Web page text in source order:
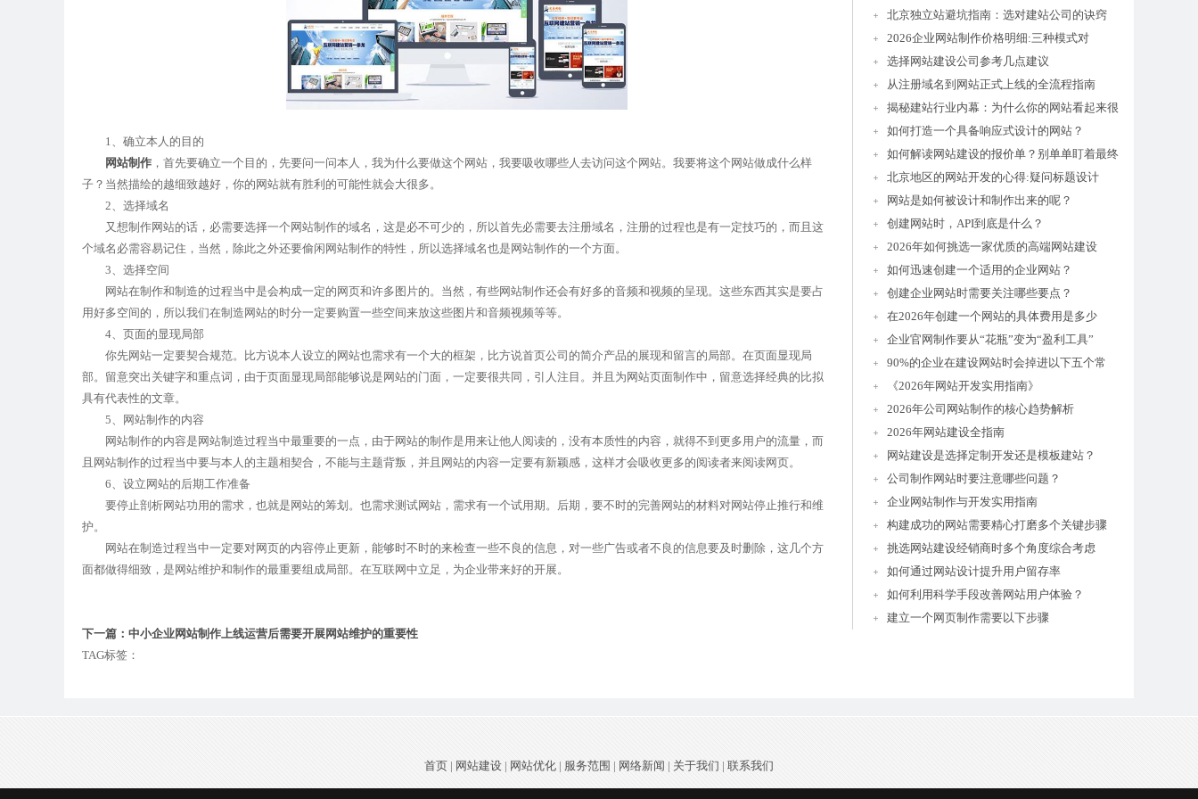
1、确立本人的目的
网站制作 ，首先要确立一个目的，先要问一问本人，我为什么要做这个网站，我要吸收哪些人去访问这个网站。我要将这个网站做成什么样
子？当然描绘的越细致越好，你的网站就有胜利的可能性就会大很多。
2、选择域名
又想制作网站的话，必需要选择一个网站制作的域名，这是必不可少的，所以首先必需要去注册域名，注册的过程也是有一定技巧的，而且这
个域名必需容易记住，当然，除此之外还要偷闲网站制作的特性，所以选择域名也是网站制作的一个方面。
3、选择空间
网站在制作和制造的过程当中是会构成一定的网页和许多图片的。当然，有些网站制作还会有好多的音频和视频的呈现。这些东西其实是要占
用好多空间的，所以我们在制造网站的时分一定要购置一些空间来放这些图片和音频视频等等。
4、页面的显现局部
你先网站一定要契合规范。比方说本人设立的网站也需求有一个大的框架，比方说首页公司的简介产品的展现和留言的局部。在页面显现局
部。留意突出关键字和重点词，由于页面显现局部能够说是网站的门面，一定要很共同，引人注目。并且为网站页面制作中，留意选择经典的比拟
具有代表性的文章。
5、网站制作的内容
网站制作的内容是网站制造过程当中最重要的一点，由于网站的制作是用来让他人阅读的，没有本质性的内容，就得不到更多用户的流量，而
且网站制作的过程当中要与本人的主题相契合，不能与主题背叛，并且网站的内容一定要有新颖感，这样才会吸收更多的阅读者来阅读网页。
6、设立网站的后期工作准备
要停止剖析网站功用的需求，也就是网站的筹划。也需求测试网站，需求有一个试用期。后期，要不时的完善网站的材料对网站停止推行和维
护。
网站在制造过程当中一定要对网页的内容停止更新，能够时不时的来检查一些不良的信息，对一些广告或者不良的信息要及时删除，这几个方
面都做得细致，是网站维护和制作的最重要组成局部。在互联网中立足，为企业带来好的开展。
下一篇：中小企业网站制作上线运营后需要开展网站维护的重要性
TAG标签：
北京独立站避坑指南：选对建站公司的诀窍
2026企业网站制作价格明细:三种模式对
选择网站建设公司参考几点建议
从注册域名到网站正式上线的全流程指南
揭秘建站行业内幕：为什么你的网站看起来很
如何打造一个具备响应式设计的网站？
如何解读网站建设的报价单？别单单盯着最终
北京地区的网站开发的心得:疑问标题设计
网站是如何被设计和制作出来的呢？
创建网站时，API到底是什么？
2026年如何挑选一家优质的高端网站建设
如何迅速创建一个适用的企业网站？
创建企业网站时需要关注哪些要点？
在2026年创建一个网站的具体费用是多少
企业官网制作要从“花瓶”变为“盈利工具”
90%的企业在建设网站时会掉进以下五个常
《2026年网站开发实用指南》
2026年公司网站制作的核心趋势解析
2026年网站建设全指南
网站建设是选择定制开发还是模板建站？
公司制作网站时要注意哪些问题？
企业网站制作与开发实用指南
构建成功的网站需要精心打磨多个关键步骤
挑选网站建设经销商时多个角度综合考虑
如何通过网站设计提升用户留存率
如何利用科学手段改善网站用户体验？
建立一个网页制作需要以下步骤
首页 | 网站建设 | 网站优化 | 服务范围 | 网络新闻 | 关于我们 | 联系我们